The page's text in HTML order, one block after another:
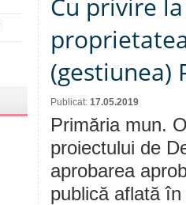
Cu privire
(gestiunea)
Publicat: 17.05.2019
Primăria mun.
proiectului de
aprobarea
publică aflată